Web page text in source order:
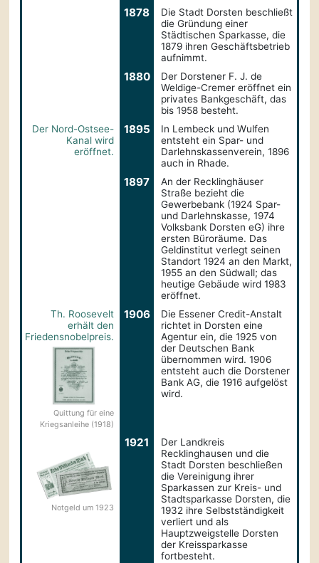
1878
Die Stadt Dorsten beschließt
die Gründung einer
Städtischen Sparkasse, die
1879 ihren Geschäftsbetrieb
aufnimmt.
1880
Der Dorstener F. J. de
Weldige-Cremer eröffnet ein
privates Bankgeschäft, das
bis 1958 besteht.
Der Nord-Ostsee-
Kanal wird
eröffnet.
1895
In Lembeck und Wulfen
entsteht ein Spar- und
Darlehnskassenverein, 1896
auch in Rhade.
1897
An der Recklinghäuser
Straße bezieht die
Gewerbebank (1924 Spar-
und Darlehnskasse, 1974
Volksbank Dorsten eG) ihre
ersten Büroräume. Das
Geldinstitut verlegt seinen
Standort 1924 an den Markt,
1955 an den Südwall; das
heutige Gebäude wird 1983
eröffnet.
Th. Roosevelt
erhält den
Friedensnobelpreis.
Quittung für eine
Kriegsanleihe (1918)
1906
Die Essener Credit-Anstalt
richtet in Dorsten eine
Agentur ein, die 1925 von
der Deutschen Bank
übernommen wird. 1906
entsteht auch die Dorstener
Bank AG, die 1916 aufgelöst
wird.
Notgeld um 1923
1921
Der Landkreis
Recklinghausen und die
Stadt Dorsten beschließen
die Vereinigung ihrer
Sparkassen zur Kreis- und
Stadtsparkasse Dorsten, die
1932 ihre Selbstständigkeit
verliert und als
Hauptzweigstelle Dorsten
der Kreissparkasse
fortbesteht.